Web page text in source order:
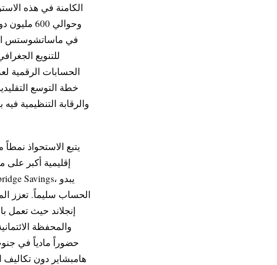
الكامنة في هذه
وحوالي
للتنويع
الحسابات الرقمية
خطة التوسع
يتبع الاستحواذ
إقليمية أكبر على
الحساب سليماً. تعزز
إنجلاند حيث تعمل
هامبشاير دون